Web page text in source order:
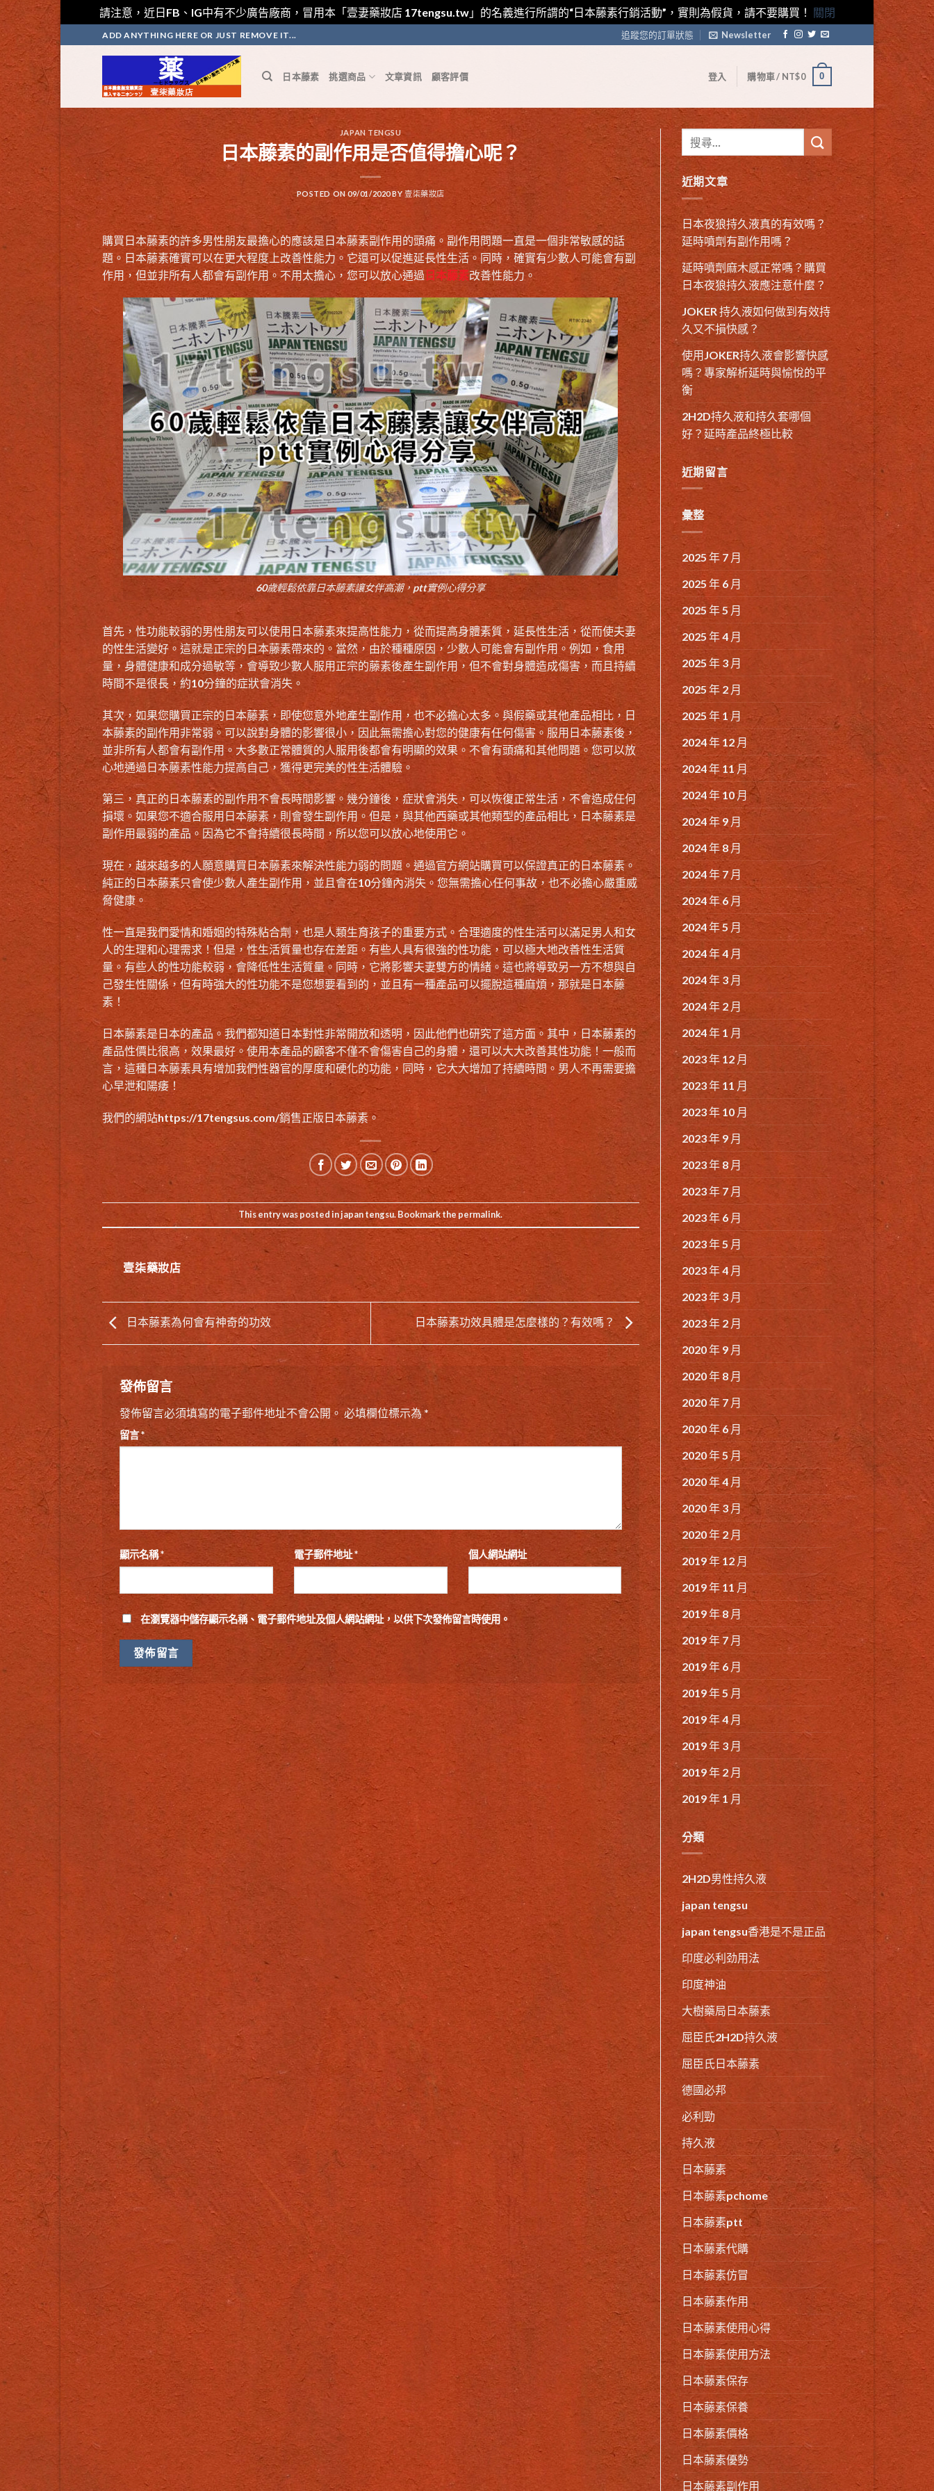
請注意，近日FB、IG中有不少廣告廠商，冒用本「壹妻藥妝店 17tengsu.tw」的名義進行所謂的“日本藤素行銷活動”，實則為假貨，請不要購買！ 關閉
to
ADD ANYTHING HERE OR JUST REMOVE IT... 追蹤您的訂單狀態 Newsletter
日本藤素 挑選商品 文章資訊 顧客評價 登入 購物車 / NT$0 0
JAPAN TENGSU
日本藤素的副作用是否值得擔心呢？
POSTED ON09/01/2020BY壹柒藥妝店
購買日本藤素的許多男性朋友最擔心的應該是日本藤素副作用的頭痛。副作用問題一直是一個非常敏感的話
題。日本藤素確實可以在更大程度上改善性能力。它還可以促進延長性生活。同時，確實有少數人可能會有副
作用，但並非所有人都會有副作用。不用太擔心，您可以放心通過 日本藤素改善性能力。
60歲輕鬆依靠日本藤素讓女伴高潮，ptt實例心得分享
首先，性功能較弱的男性朋友可以使用日本藤素來提高性能力，從而提高身體素質，延長性生活，從而使夫妻
的性生活變好。這就是正宗的日本藤素帶來的。當然，由於種種原因，少數人可能會有副作用。例如，食用
量，身體健康和成分過敏等，會導致少數人服用正宗的藤素後產生副作用，但不會對身體造成傷害，而且持續
時間不是很長，約10分鐘的症狀會消失。
其次，如果您購買正宗的日本藤素，即使您意外地產生副作用，也不必擔心太多。與假藥或其他產品相比，日
本藤素的副作用非常弱。可以說對身體的影響很小，因此無需擔心對您的健康有任何傷害。服用日本藤素後，
並非所有人都會有副作用。大多數正常體質的人服用後都會有明顯的效果。不會有頭痛和其他問題。您可以放
心地通過日本藤素性能力提高自己，獲得更完美的性生活體驗。
第三，真正的日本藤素的副作用不會長時間影響。幾分鐘後，症狀會消失，可以恢復正常生活，不會造成任何
損壞。如果您不適合服用日本藤素，則會發生副作用。但是，與其他西藥或其他類型的產品相比，日本藤素是
副作用最弱的產品。因為它不會持續很長時間，所以您可以放心地使用它。
現在，越來越多的人願意購買日本藤素來解決性能力弱的問題。通過官方網站購買可以保證真正的日本藤素。
純正的日本藤素只會使少數人產生副作用，並且會在10分鐘內消失。您無需擔心任何事故，也不必擔心嚴重威
脅健康。
性一直是我們愛情和婚姻的特殊粘合劑，也是人類生育孩子的重要方式。合理適度的性生活可以滿足男人和女
人的生理和心理需求！但是，性生活質量也存在差距。有些人具有很強的性功能，可以極大地改善性生活質
量。有些人的性功能較弱，會降低性生活質量。同時，它將影響夫妻雙方的情緒。這也將導致另一方不想與自
己發生性關係，但有時強大的性功能不是您想要看到的，並且有一種產品可以擺脫這種麻煩，那就是日本藤
素！
日本藤素是日本的產品。我們都知道日本對性非常開放和透明，因此他們也研究了這方面。其中，日本藤素的
產品性價比很高，效果最好。使用本產品的顧客不僅不會傷害自己的身體，還可以大大改善其性功能！一般而
言，這種日本藤素具有增加我們性器官的厚度和硬化的功能，同時，它大大增加了持續時間。男人不再需要擔
心早泄和陽痿！
我們的網站https://17tengsus.com/銷售正版日本藤素。
This entry was posted injapan tengsu. Bookmark thepermalink.
壹柒藥妝店
日本藤素為何會有神奇的功效 日本藤素功效具體是怎麼樣的？有效嗎？
發佈留言
發佈留言必須填寫的電子郵件地址不會公開。 必填欄位標示為 *
留言*
顯示名稱* 電子郵件地址* 個人網站網址
在瀏覽器中儲存顯示名稱、電子郵件地址及個人網站網址，以供下次發佈留言時使用。
近期文章
日本夜狼持久液真的有效嗎？
延時噴劑有副作用嗎？
延時噴劑麻木感正常嗎？購買
日本夜狼持久液應注意什麼？
JOKER 持久液如何做到有效持
久又不損快感？
使用JOKER持久液會影響快感
嗎？專家解析延時與愉悅的平
衡
2H2D持久液和持久套哪個
好？延時產品終極比較
近期留言
彙整
2025 年 7 月
2025 年 6 月
2025 年 5 月
2025 年 4 月
2025 年 3 月
2025 年 2 月
2025 年 1 月
2024 年 12 月
2024 年 11 月
2024 年 10 月
2024 年 9 月
2024 年 8 月
2024 年 7 月
2024 年 6 月
2024 年 5 月
2024 年 4 月
2024 年 3 月
2024 年 2 月
2024 年 1 月
2023 年 12 月
2023 年 11 月
2023 年 10 月
2023 年 9 月
2023 年 8 月
2023 年 7 月
2023 年 6 月
2023 年 5 月
2023 年 4 月
2023 年 3 月
2023 年 2 月
2020 年 9 月
2020 年 8 月
2020 年 7 月
2020 年 6 月
2020 年 5 月
2020 年 4 月
2020 年 3 月
2020 年 2 月
2019 年 12 月
2019 年 11 月
2019 年 8 月
2019 年 7 月
2019 年 6 月
2019 年 5 月
2019 年 4 月
2019 年 3 月
2019 年 2 月
2019 年 1 月
分類
2H2D男性持久液
japan tengsu
japan tengsu香港是不是正品
印度必利劲用法
印度神油
大樹藥局日本藤素
屈臣氏2H2D持久液
屈臣氏日本藤素
德國必邦
必利勁
持久液
日本藤素
日本藤素pchome
日本藤素ptt
日本藤素代購
日本藤素仿冒
日本藤素作用
日本藤素使用心得
日本藤素使用方法
日本藤素保存
日本藤素保養
日本藤素價格
日本藤素優勢
日本藤素副作用